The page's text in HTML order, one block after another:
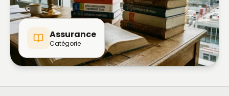
Assurance
Catégorie